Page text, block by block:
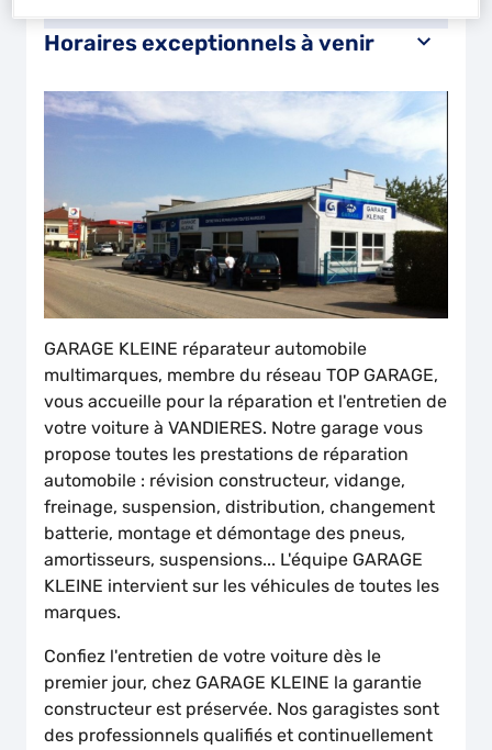
Horaires exceptionnels à venir
GARAGE KLEINE réparateur automobile
multimarques, membre du réseau TOP GARAGE,
vous accueille pour la réparation et l'entretien de
votre voiture à VANDIERES. Notre garage vous
propose toutes les prestations de réparation
automobile : révision constructeur, vidange,
freinage, suspension, distribution, changement
batterie, montage et démontage des pneus,
amortisseurs, suspensions... L'équipe GARAGE
KLEINE intervient sur les véhicules de toutes les
marques.
Confiez l'entretien de votre voiture dès le
premier jour, chez GARAGE KLEINE la garantie
constructeur est préservée. Nos garagistes sont
des professionnels qualifiés et continuellement